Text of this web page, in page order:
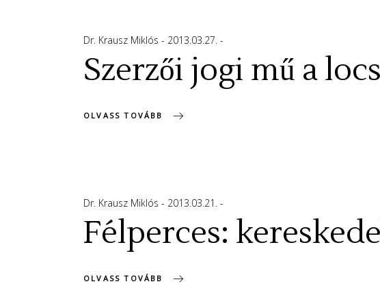
Dr. Krausz Miklós 2013.03.27.
Szerzői jogi mű a
OLVASS TOVÁBB
Dr. Krausz Miklós 2013.03.21.
Félperces:
OLVASS TOVÁBB